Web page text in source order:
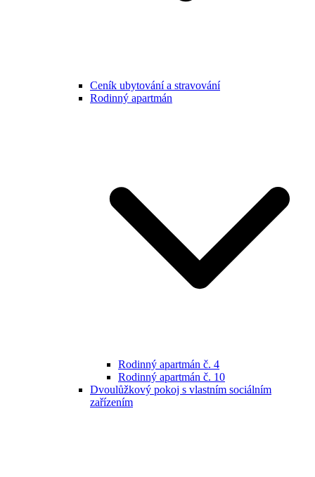
Ceník ubytování a stravování
Rodinný apartmán
Rodinný apartmán č. 4
Rodinný apartmán č. 10
Dvoulůžkový pokoj s vlastním sociálním
zařízením